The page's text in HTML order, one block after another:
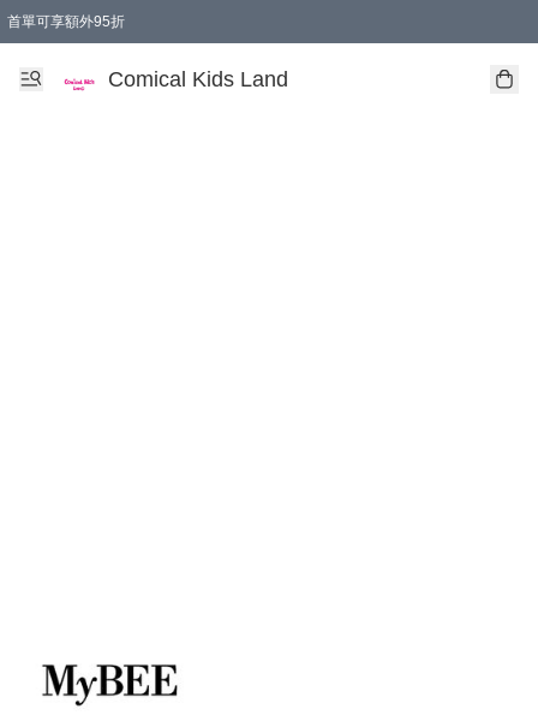
首單可享額外95折
Comical Kids Land